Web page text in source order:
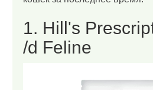
1. Hill's
/d Feline